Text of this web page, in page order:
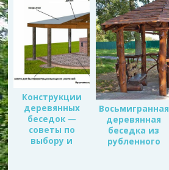
ондулина
Конструкции
деревянных
беседок —
советы по
выбору и
Восьмигранная
деревянная
беседка из
рубленного